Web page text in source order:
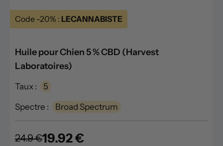
Code -20% : LECANNABISTE
Huile pour Chien 5 % CBD (Harvest
Laboratoires)
Taux : 5
Spectre : Broad Spectrum
24.9 €19.92 €